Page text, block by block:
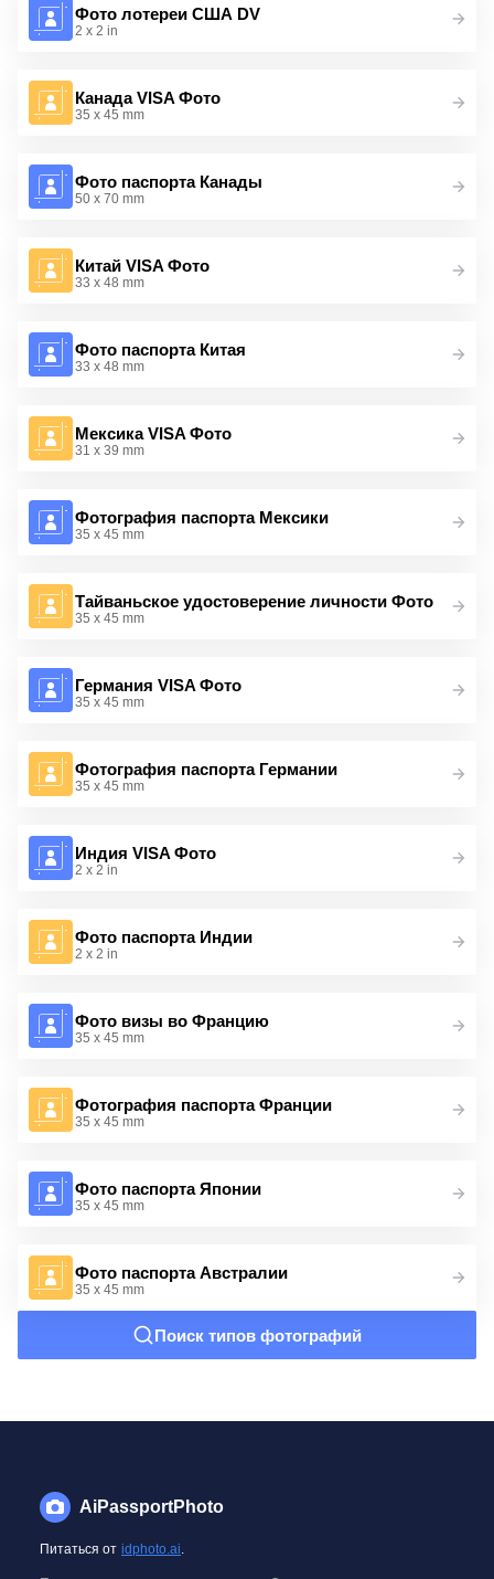
Фото лотереи США DV
2 x 2 in
Канада VISA Фото
35 x 45 mm
Фото паспорта Канады
50 x 70 mm
Китай VISA Фото
33 x 48 mm
Фото паспорта Китая
33 x 48 mm
Мексика VISA Фото
31 x 39 mm
Фотография паспорта Мексики
35 x 45 mm
Тайваньское удостоверение личности Фото
35 x 45 mm
Германия VISA Фото
35 x 45 mm
Фотография паспорта Германии
35 x 45 mm
Индия VISA Фото
2 x 2 in
Фото паспорта Индии
2 x 2 in
Фото визы во Францию
35 x 45 mm
Фотография паспорта Франции
35 x 45 mm
Фото паспорта Японии
35 x 45 mm
Фото паспорта Австралии
35 x 45 mm
Поиск типов фотографий
AiPassportPhoto
Питаться от idphoto.ai.